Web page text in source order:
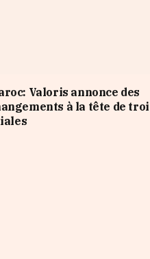
Valoris annonce des
à la tête de